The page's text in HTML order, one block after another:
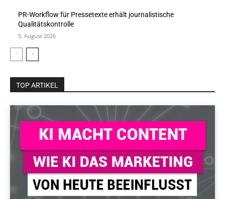
PR-Workflow für Pressetexte erhält journalistische
Qualitätskontrolle
5. August 2026
TOP ARTIKEL